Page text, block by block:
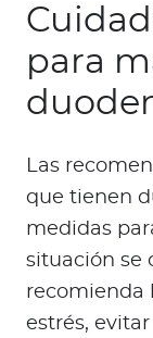
para
Las
que tienen
medidas
situación se
recomienda
estrés,